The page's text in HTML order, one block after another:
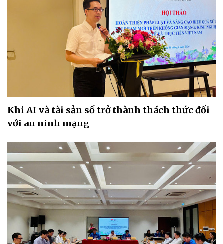
Khi AI và tài sản số trở thành thách thức đối
với an ninh mạng